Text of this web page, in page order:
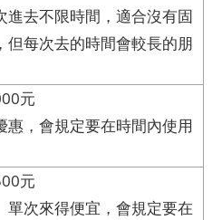
進去不限時間，適合沒有固
但每次去的時間會較長的朋
元
惠，會規定要在時間內使用
元
單次來得便宜，會規定要在